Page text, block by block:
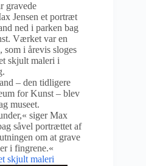
gravede
Jensen et portræt
ned i parken bag
Værket var en
i årevis sloges
skjult maleri i
– den tidligere
for Kunst – blev
museet.
siger Max
såvel portrættet af
om at grave
i fingrene.«
skjult maleri